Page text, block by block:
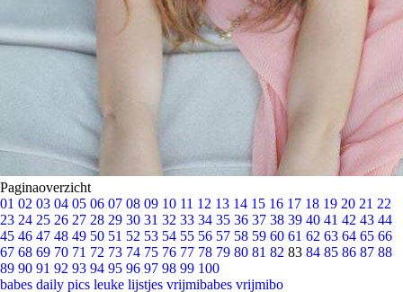
Paginaoverzicht
01 02 03 04 05 06 07 08 09 10 11 12 13 14 15 16 17 18 19 20 21 22
23 24 25 26 27 28 29 30 31 32 33 34 35 36 37 38 39 40 41 42 43 44
45 46 47 48 49 50 51 52 53 54 55 56 57 58 59 60 61 62 63 64 65 66
67 68 69 70 71 72 73 74 75 76 77 78 79 80 81 82 83 84 85 86 87 88
89 90 91 92 93 94 95 96 97 98 99 100
babes daily pics leuke lijstjes vrijmibabes vrijmibo